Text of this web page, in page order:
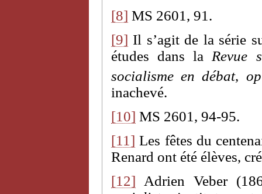
[8] MS 2601, 91.
[9] Il s’agit de la série
études dans la Revue
socialisme en débat,
inachevé.
[10] MS 2601, 94-95.
[11] Les fêtes du
Renard ont été élèves,
[12] Adrien Veber